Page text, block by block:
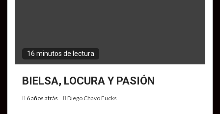
16 minutos de lectura
BIELSA, LOCURA Y PASIÓN
6 años atrás Diego Chavo Fucks